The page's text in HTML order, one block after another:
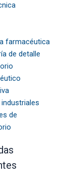
farmacéutica
de detalle
de